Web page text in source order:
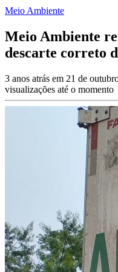
Meio Ambiente
Meio Ambiente
descarte correto
3 anos atrás em 21 de
visualizações até o momento